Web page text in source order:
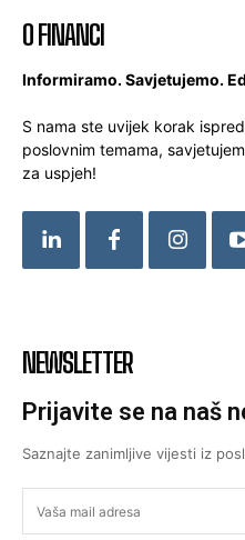
O FINANCI
Informiramo. Savjetujemo.
S nama ste uvijek korak
poslovnim temama,
za uspjeh!
NEWSLETTER
Prijavite se na naš
Saznajte zanimljive vijesti iz